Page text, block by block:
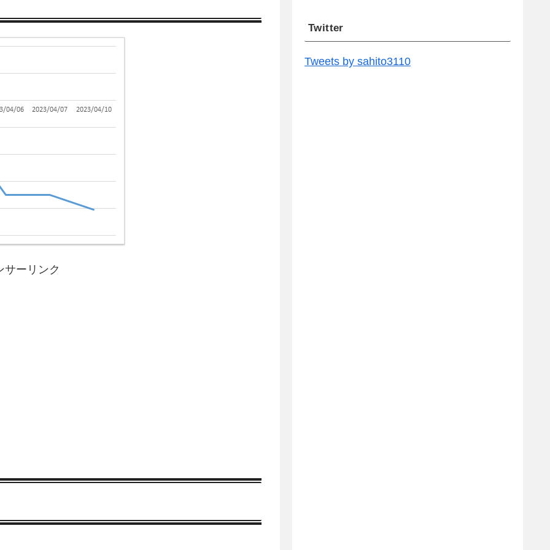
サーリンク
Twitter
Tweets by sahito3110